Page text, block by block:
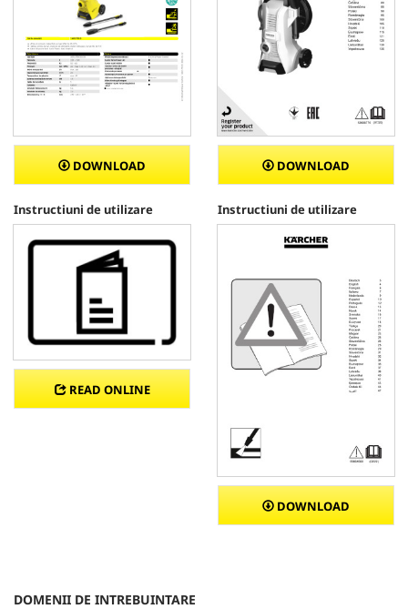
DOWNLOAD DOWNLOAD
Instructiuni de utilizare
READ ONLINE
Instructiuni de utilizare
DOWNLOAD
DOMENII DE INTREBUINTARE